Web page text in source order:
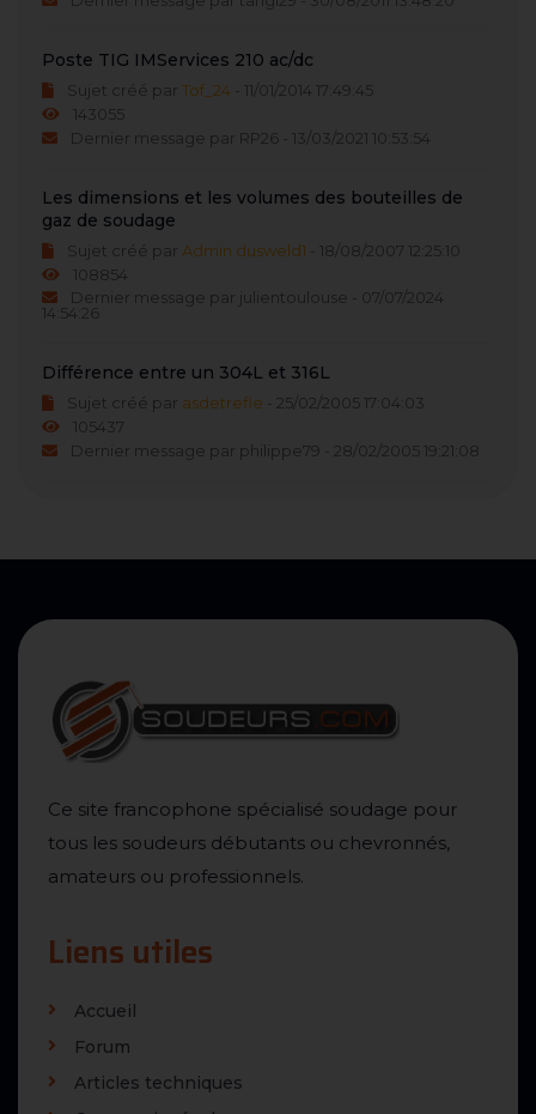
Poste TIG IMServices 210 ac/dc
Sujet créé par Tof_24 - 11/01/2014 17:49:45
143055
Dernier message par RP26 - 13/03/2021 10:53:54
Les dimensions et les volumes des bouteilles de
gaz de soudage
Sujet créé par Admin dusweld1 - 18/08/2007 12:25:10
108854
Dernier message par julientoulouse - 07/07/2024
14:54:26
Différence entre un 304L et 316L
Sujet créé par asdetrefle - 25/02/2005 17:04:03
105437
Dernier message par philippe79 - 28/02/2005 19:21:08
Ce site francophone spécialisé soudage pour
tous les soudeurs débutants ou chevronnés,
amateurs ou professionnels.
Liens utiles
Accueil
Forum
Articles techniques